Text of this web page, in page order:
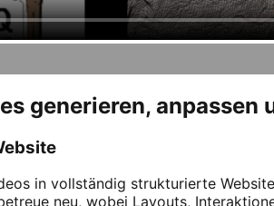
generieren, anpassen
in vollständig strukturierte
neu, wobei Layouts,